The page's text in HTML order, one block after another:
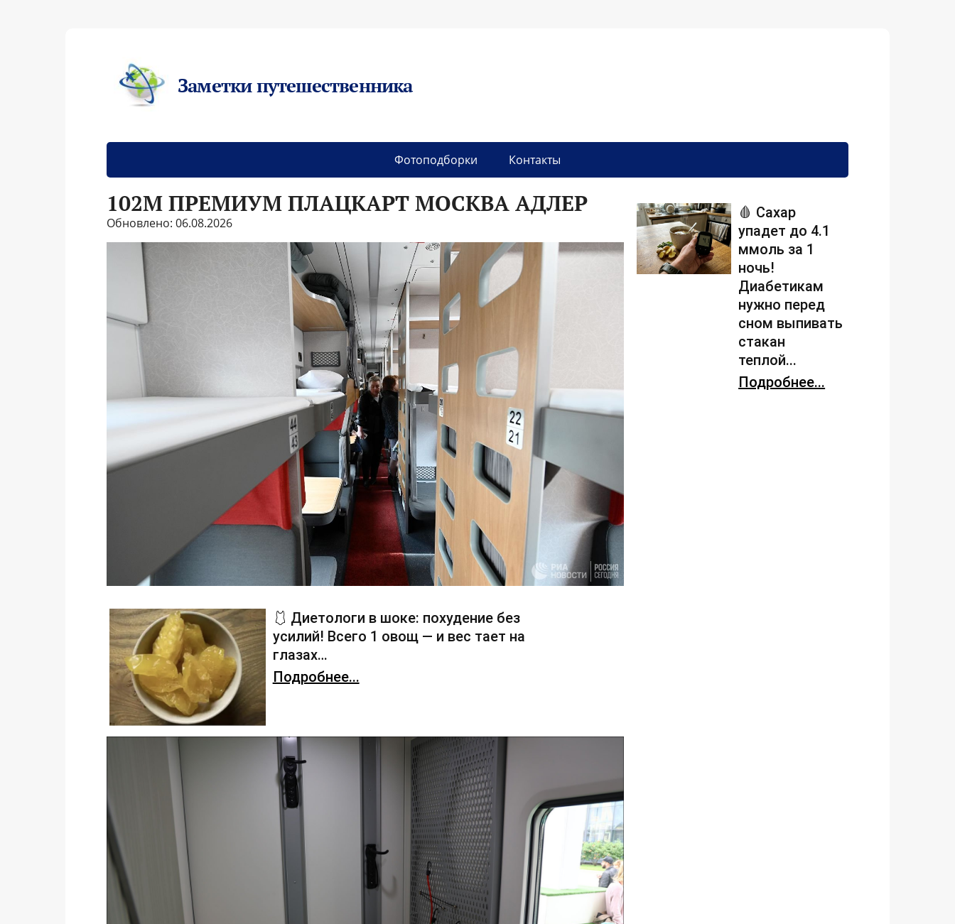
Заметки путешественника
Фотоподборки Контакты
102М ПРЕМИУМ ПЛАЦКАРТ МОСКВА АДЛЕР
Обновлено: 06.08.2026
🩱 Диетологи в шоке: похудение без
усилий! Всего 1 овощ — и вес тает на
глазах…
Подробнее...
🩸 Сахар
упадет до 4.1
ммоль за 1
ночь!
Диабетикам
нужно перед
сном выпивать
стакан
теплой...
Подробнее...